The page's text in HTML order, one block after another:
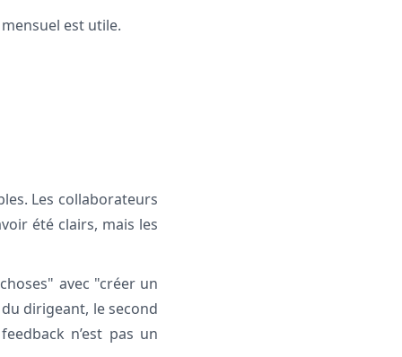
est utile.
Les collaborateurs
été clairs, mais les
avec "créer un
dirigeant, le second
n’est pas un